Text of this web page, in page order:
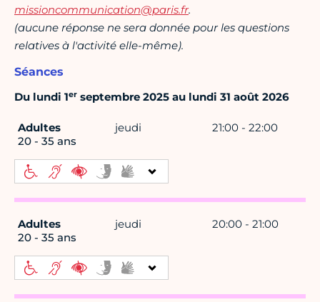
missioncommunication@paris.fr.
(aucune réponse ne sera donnée pour les questions
relatives à l'activité elle-même).
Séances
Du lundi 1er septembre 2025 au lundi 31 août 2026
Adultes
20 - 35 ans
jeudi 21:00 - 22:00
Adultes
20 - 35 ans
jeudi 20:00 - 21:00